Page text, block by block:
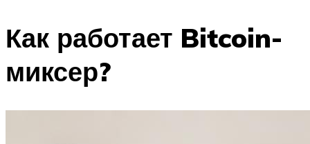
Как работает Bitcoin-
миксер?